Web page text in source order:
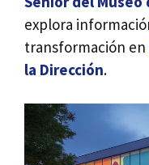
explora
transformación en
la Dirección.